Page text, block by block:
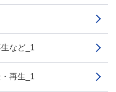
など_1
再生_1